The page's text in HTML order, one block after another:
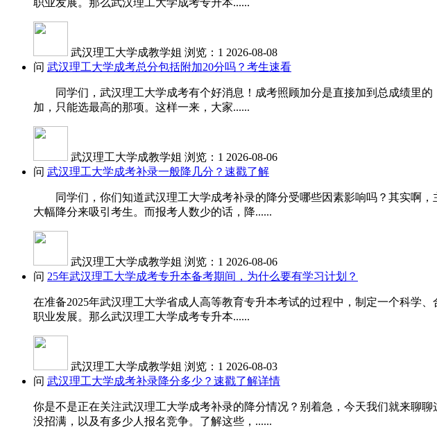
武汉理工大学成教学姐 浏览：1 2026-08-08
问 武汉理工大学成考总分包括附加20分吗？考生速看
同学们，武汉理工大学成考有个好消息！成考照顾加分是直接加到总成绩里的
加，只能选最高的那项。这样一来，大家......
武汉理工大学成教学姐 浏览：1 2026-08-06
问 武汉理工大学成考补录一般降几分？速戳了解
同学们，你们知道武汉理工大学成考补录的降分受哪些因素影响吗？其实啊，
大幅降分来吸引考生。而报考人数少的话，降......
武汉理工大学成教学姐 浏览：1 2026-08-06
问 25年武汉理工大学成考专升本备考期间，为什么要有学习计划？
在准备2025年武汉理工大学省成人高等教育专升本考试的过程中，制定一个科学
职业发展。那么武汉理工大学成考专升本......
武汉理工大学成教学姐 浏览：1 2026-08-03
问 武汉理工大学成考补录降分多少？速戳了解详情
你是不是正在关注武汉理工大学成考补录的降分情况？别着急，今天我们就来聊
没招满，以及有多少人报名竞争。了解这些，......